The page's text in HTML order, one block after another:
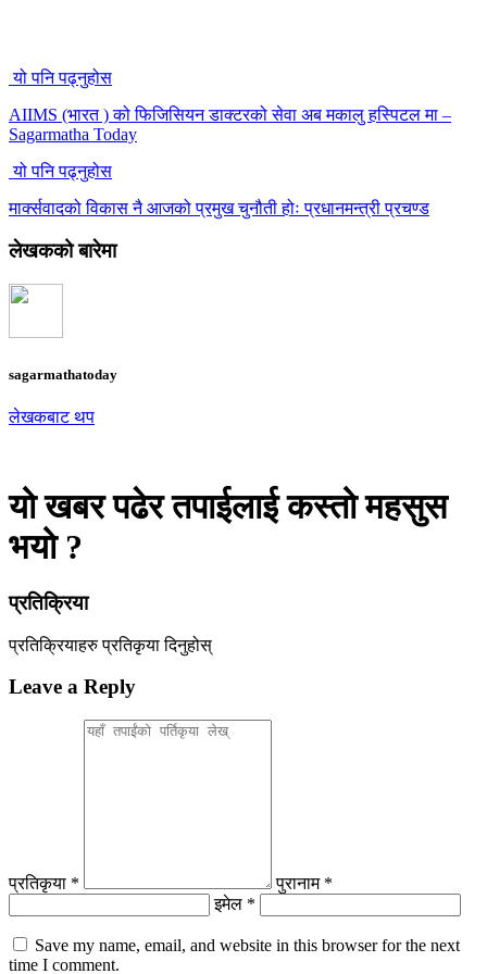
यो पनि पढ्नुहोस
AIIMS (भारत ) को फिजिसियन डाक्टरको सेवा अब मकालु हस्पिटल मा –
Sagarmatha Today
यो पनि पढ्नुहोस
मार्क्सवादको विकास नै आजको प्रमुख चुनौती होः प्रधानमन्त्री प्रचण्ड
लेखकको बारेमा
sagarmathatoday
लेखकबाट थप
यो खबर पढेर तपाईलाई कस्तो महसुस
भयो ?
प्रतिक्रिया
प्रतिक्रियाहरुप्रतिकृया दिनुहोस्
Leave a Reply
प्रतिकृया *
पुरानाम *
इमेल *
Save my name, email, and website in this browser for the next
time I comment.